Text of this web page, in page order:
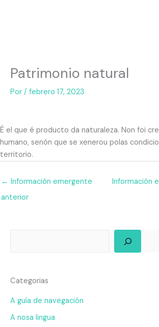
Patrimonio natural
Por / febrero 17, 2023
É el que é producto da naturaleza. Non foi
humano, senón que se xenerou polas
territorio.
← Información emergente
anterior
Información
Categorias
A guía de navegación
A nosa lingua